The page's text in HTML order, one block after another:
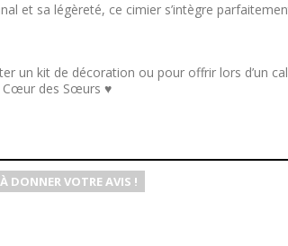
et sa légèreté, ce cimier s’intègre
un kit de décoration ou pour offrir lors d’un
Cœur des Sœurs ♥
DONNER VOTRE AVIS !